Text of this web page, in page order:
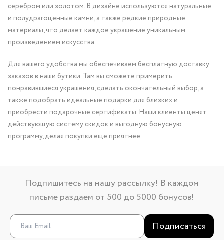
серебром или золотом. В дизайне используются натуральные
и полудрагоценные камни, а также редкие природные
материалы, что делает каждое украшение уникальным
произведением искусства.
Для вашего удобства мы обеспечиваем бесплатную доставку
заказов в наши бутики. Там вы сможете примерить
понравившиеся украшения, сделать окончательный выбор, а
также подобрать идеальные подарки для близких и
приобрести подарочные сертификаты. Наши клиенты ценят
действующую систему скидок и выгодную бонусную
программу, делая покупки еще приятнее.
Подпишитесь на нашу рассылку! В каждом
письме раздаем от 500 до 5000 бонусов!
Подписаться